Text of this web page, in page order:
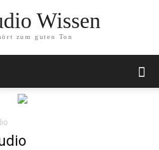
Wissen
zum guten Ton